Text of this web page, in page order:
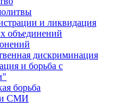
и ликвидация
объединений
дискриминация
и борьба с
борьба
и СМИ